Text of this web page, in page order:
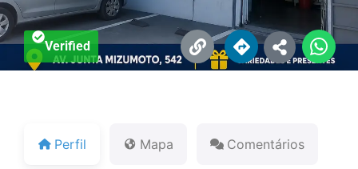
Verified
Perfil Mapa Comentários